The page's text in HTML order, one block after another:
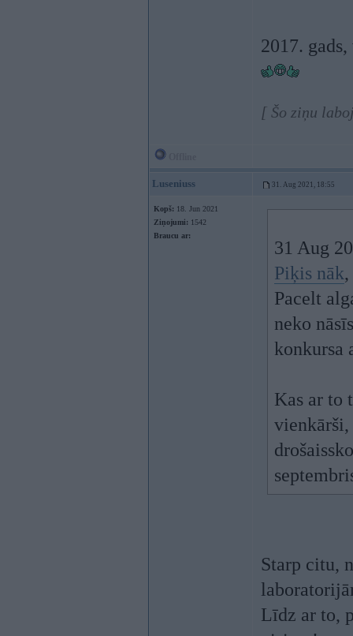
2017.
[ Šo ziņu
Luseniuss 31. Aug 2021, 18:55
Kopš: 18. Jun 2021
Ziņojumi: 1542
Braucu ar:
31 Aug
Piķis nāk
Pacelt
neko
konkursa
Kas ar to
vienkārši,
Starp citu,
Līdz ar to,